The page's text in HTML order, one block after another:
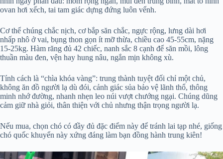
ovan hơi xếch, tai tam giác dựng đứng luôn vểnh.
Cơ thể chúng chắc nịch, cơ bắp săn chắc, ngực rộng, lưng dài hơi
nhấp nhô ở vai, bụng thon gọn ít mỡ thừa, chiều cao 45-55cm, nặng
15-25kg. Hàm răng đủ 42 chiếc, nanh sắc 8 cạnh để săn mồi, lông
thuần màu đen, vện hay hung nâu, ngắn mịn không xù.
Tính cách là “chìa khóa vàng”: trung thành tuyệt đối chỉ một chủ,
không ăn đồ người lạ dù đói, cảnh giác sủa bảo vệ lãnh thổ, thông
minh nhớ đường, nhanh nhẹn leo núi vượt chướng ngại. Chúng dũng
cảm giữ nhà giỏi, thân thiện với chủ nhưng thận trọng người lạ.
Nếu mua, chọn chó có đầy đủ đặc điểm này để tránh lai tạp nhé, giống
chó quốc khuyển này xứng đáng làm bạn đồng hành trung kiên!